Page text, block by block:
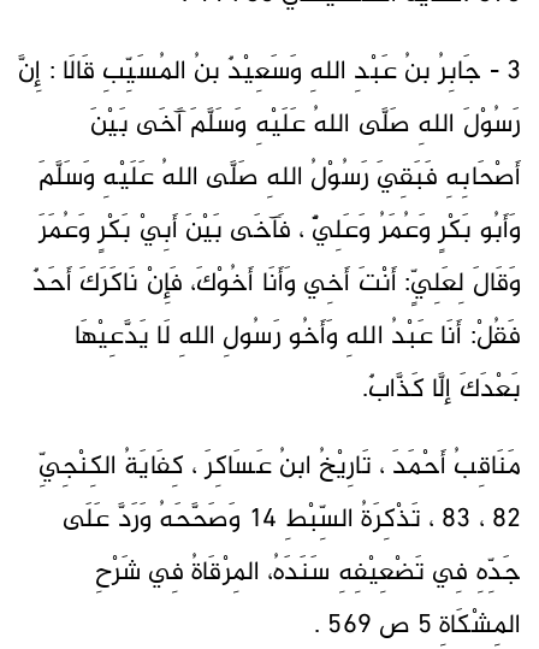
3 - جَابِرُ بنُ عَبْدِ اللهِ وَسَعِيْدٌ بنُ المُسَيِّبِ قَالَا : إِنَّ
رَسُوْلَ اللهِ صَلَّى اللهُ عَلَيْهِ وَسَلَّمَ آَخَى بَيْنَ
أَصْحَابِهِ فَبَقِيَ رَسُوْلُ اللهِ صَلَّى اللهُ عَلَيْهِ وَسَلَّمَ
وَأَبُو بَكْرٍ وَعُمَرُ وَعَلِيٌّ ، فَآخَى بَيْنَ أَبِيْ بَكْرٍ وَعُمَرَ
وَقَالَ لِعَلِيٍّ: أَنْتَ أَخِي وَأَنَا أَخُوْكَ، فَإِنْ نَاكَرَكَ أَحَدٌ
فَقُلْ: أَنَا عَبْدُ اللهِ وَأَخُو رَسُولِ اللهِ لَا يَدَّعِيْهَا
بَعْدَكَ إلَّا كَذَّابٌ.
مَنَاقِبُ أَحْمَدَ ، تَارِيْخُ ابنُ عَسَاكِرَ ، كِفَايَةُ الكِنْجِيِّ
82 ، 83 ، تَذْكِرَةُ السِّبْطِ 14 وَصَحَّحَهُ وَرَدَّ عَلَى
جَدِّهِ فِي تَضْعِيْفِهِ سَنَدَهُ، المِرْقَاةُ فِي شَرْحِ
المِشْكَاةِ 5 ص 569 .